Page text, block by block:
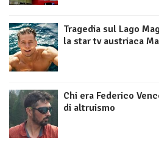
Tragedia sul Lago
la star tv austriaca
Chi era Federico
di altruismo